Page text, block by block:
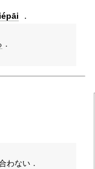
．
．
わない．